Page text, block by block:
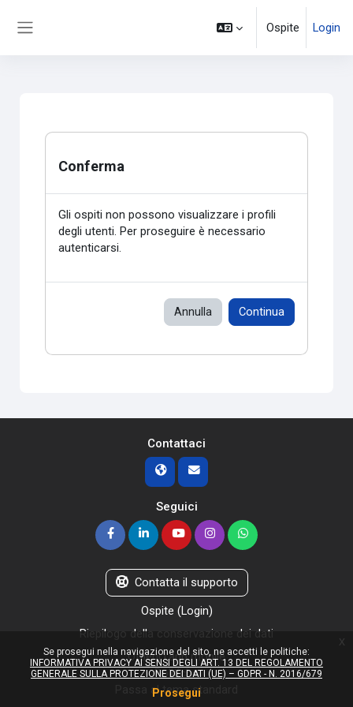
Ospite Login
Conferma
Gli ospiti non possono visualizzare i profili
degli utenti. Per proseguire è necessario
autenticarsi.
Annulla Continua
Contattaci
Seguici
Contatta il supporto
Ospite (Login)
Riepilogo della conservazione dei dati
Ottieni l'app mobile
Politiche
Passa al tema standard
Se prosegui nella navigazione del sito, ne accetti le politiche:
INFORMATIVA PRIVACY AI SENSI DEGLI ART. 13 DEL REGOLAMENTO
GENERALE SULLA PROTEZIONE DEI DATI (UE) – GDPR - N. 2016/679
Prosegui
x